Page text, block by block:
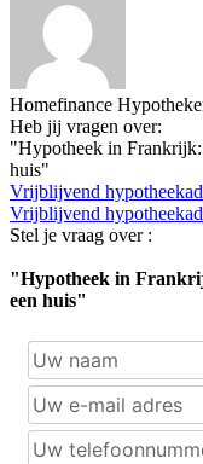
Homefinance
Heb jij vragen over:
"Hypotheek in Frankrijk:
huis"
Vrijblijvend
Vrijblijvend
Stel je vraag over :
"Hypotheek in
een huis"